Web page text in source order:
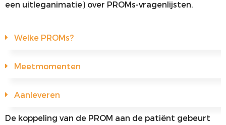
een uitleganimatie) over PROMs-vragenlijsten.
Welke PROMs?
Meetmomenten
Aanleveren
De koppeling van de PROM aan de patiënt gebeurt